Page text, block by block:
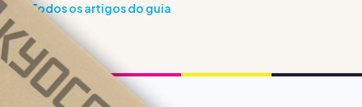
Todos os artigos do guia